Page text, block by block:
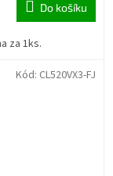
Do košíku
za 1ks.
Kód: CL520VX3-FJ